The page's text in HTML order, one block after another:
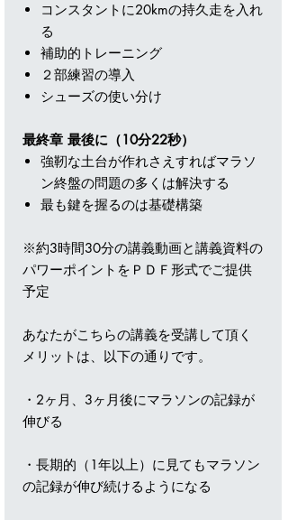
コンスタントに20kmの持久走を入れ
る
補助的トレーニング
２部練習の導入
シューズの使い分け
最終章 最後に（10分22秒）
強靭な土台が作れさえすればマラソ
ン終盤の問題の多くは解決する
最も鍵を握るのは基礎構築
※約3時間30分の講義動画と講義資料の
パワーポイントをＰＤＦ形式でご提供
予定
あなたがこちらの講義を受講して頂く
メリットは、以下の通りです。
・2ヶ月、3ヶ月後にマラソンの記録が
伸びる
・長期的（1年以上）に見てもマラソン
の記録が伸び続けるようになる